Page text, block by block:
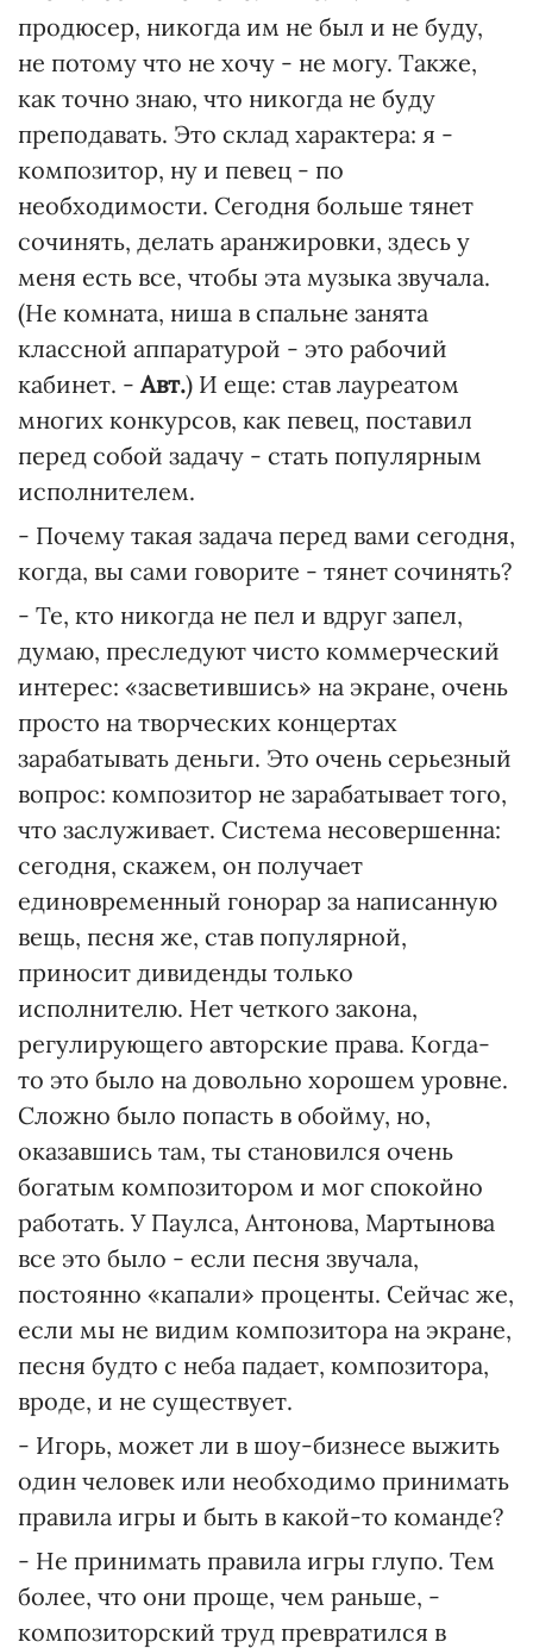
продюсер, никогда им не был и не буду,
не потому что не хочу - не могу. Также,
как точно знаю, что никогда не буду
преподавать. Это склад характера: я -
композитор, ну и певец - по
необходимости. Сегодня больше тянет
сочинять, делать аранжировки, здесь у
меня есть все, чтобы эта музыка звучала.
(Не комната, ниша в спальне занята
классной аппаратурой - это рабочий
кабинет. -Авт.) И еще: став лауреатом
многих конкурсов, как певец, поставил
перед собой задачу - стать популярным
исполнителем.
- Почему такая задача перед вами сегодня,
когда, вы сами говорите - тянет сочинять?
- Те, кто никогда не пел и вдруг запел,
думаю, преследуют чисто коммерческий
интерес: «засветившись» на экране, очень
просто на творческих концертах
зарабатывать деньги. Это очень серьезный
вопрос: композитор не зарабатывает того,
что заслуживает. Система несовершенна:
сегодня, скажем, он получает
единовременный гонорар за написанную
вещь, песня же, став популярной,
приносит дивиденды только
исполнителю. Нет четкого закона,
регулирующего авторские права. Когда-
то это было на довольно хорошем уровне.
Сложно было попасть в обойму, но,
оказавшись там, ты становился очень
богатым композитором и мог спокойно
работать. У Паулса, Антонова, Мартынова
все это было - если песня звучала,
постоянно «капали» проценты. Сейчас же,
если мы не видим композитора на экране,
песня будто с неба падает, композитора,
вроде, и не существует.
- Игорь, может ли в шоу-бизнесе выжить
один человек или необходимо принимать
правила игры и быть в какой-то команде?
- Не принимать правила игры глупо. Тем
более, что они проще, чем раньше, -
композиторский труд превратился в